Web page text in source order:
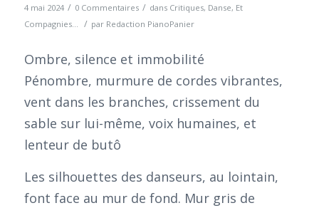
4 mai 2024 / 0 Commentaires / dans Critiques, Danse, Et
Compagnies...
/ par Redaction PianoPanier
Ombre, silence et immobilité
Pénombre, murmure de cordes vibrantes,
vent dans les branches, crissement du
sable sur lui-même, voix humaines, et
lenteur de butô
Les silhouettes des danseurs, au lointain,
font face au mur de fond. Mur gris de